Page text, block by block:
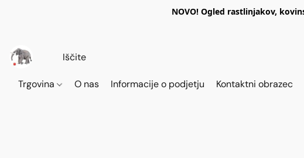
NOVO! Ogled rastlinjakov,
Trgovina O nas Informacije o podjetju Kontaktni obrazec